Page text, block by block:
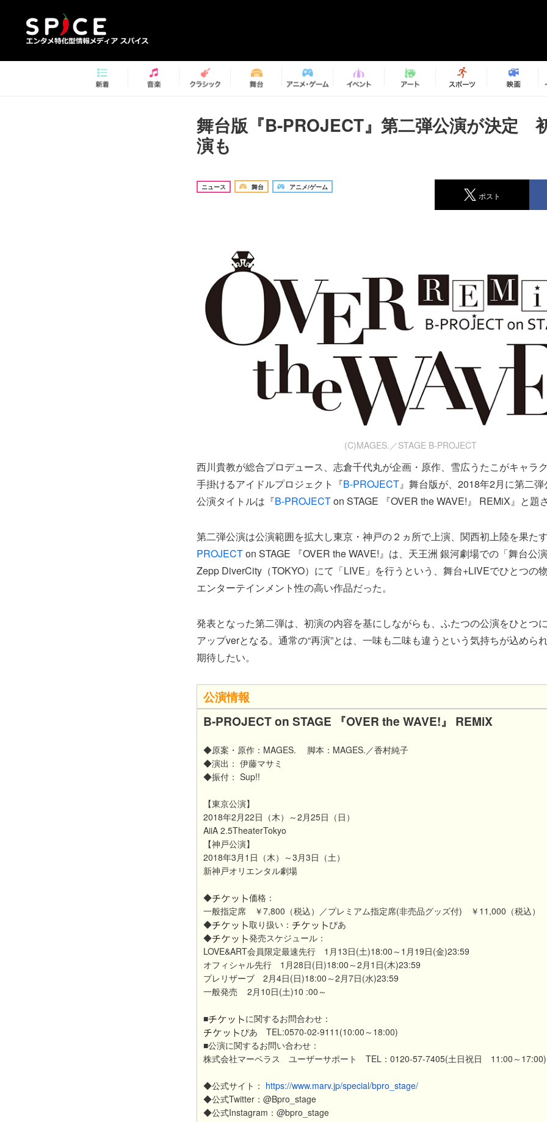
舞台版『B-PROJECT』第二弾公演が決定
演も
ニュース 舞台 アニメ/ゲーム
ポスト
(C)MAGES.／STAGE B-PROJECT
西川貴教が総合プロデュース、志倉千代丸が企画・原作、雪広うたこがキャラ
手掛けるアイドルプロジェクト『B-PROJECT』舞台版が、2018年2月に第二
公演タイトルは『B-PROJECTon STAGE 『OVER the WAVE!』 REMiX』と題
第二弾公演は公演範囲を拡大し東京・神戸の２ヵ所で上演、関西初上陸を果た
PROJECTon STAGE 『OVER the WAVE!』は、天王洲 銀河劇場での「舞台公
Zepp DiverCity（TOKYO）にて「LIVE」を行うという、舞台+LIVEでひとつの
エンターテインメント性の高い作品だった。
発表となった第二弾は、初演の内容を基にしながらも、ふたつの公演をひとつ
アップverとなる。通常の“再演”とは、一味も二味も違うという気持ちが込めら
期待したい。
公演情報
B-PROJECT on STAGE 『OVER the WAVE!』 REMiX
◆原案・原作：MAGES. 脚本：MAGES.／香村純子
◆演出： 伊藤マサミ
◆振付： Sup!!
【東京公演】
2018年2月22日（木）～2月25日（日）
AiiA 2.5TheaterTokyo
【神戸公演】
2018年3月1日（木）～3月3日（土）
新神戸オリエンタル劇場
◆
価格：
一般指定席 ￥7,800（税込）／プレミアム指定席(非売品グッズ付) ￥11,000（税込）
◆
取り扱い：
ぴあ
◆
発売スケジュール：
LOVE&ART会員限定最速先行 1月13日(土)18:00～1月19日(金)23:59
オフィシャル先行 1月28日(日)18:00～2月1日(木)23:59
プレリザーブ 2月4日(日)18:00～2月7日(水)23:59
一般発売 2月10日(土)10 :00～
■
に関するお問合わせ：
ぴあ TEL:0570-02-9111(10:00～18:00)
■公演に関するお問い合わせ：
株式会社マーベラス ユーザーサポート TEL：0120-57-7405(土日祝日 11:00～17:00)
◆公式サイト： https://www.marv.jp/special/bpro_stage/
◆公式Twitter：@Bpro_stage
◆公式Instagram：@bpro_stage